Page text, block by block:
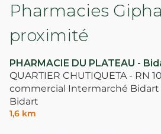
Pharmacies
proximité
PHARMACIE DU PLATEAU -
QUARTIER CHUTIQUETA - RN
commercial Intermarché Bidart
Bidart
1,6 km